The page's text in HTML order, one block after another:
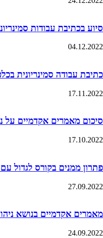
סיוע בכתיבת עבודות
04.12.2022
כתיבת עבודה סמינריונית
17.11.2022
סיכום מאמרים אקדמיים על
17.10.2022
פתרון ממנים בקורס לגדול עם
27.09.2022
מאמרים אקדמיים בנושא
24.09.2022